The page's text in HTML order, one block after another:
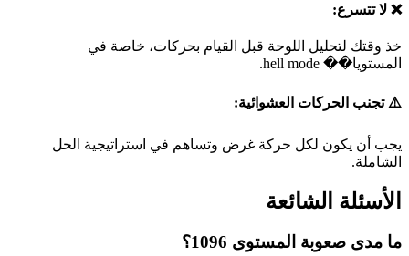
❌ لا تتسرع:
خذ وقتك لتحليل اللوحة قبل القيام بحركات، خاصة في
المستويا�� hell mode.
⚠️ تجنب الحركات العشوائية:
يجب أن يكون لكل حركة غرض وتساهم في استراتيجية الحل
الشاملة.
الأسئلة الشائعة
ما مدى صعوبة المستوى 1096؟